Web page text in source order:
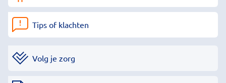
Tips of klachten
Volg je zorg